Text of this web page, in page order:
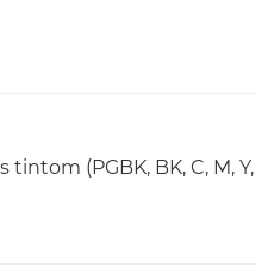
(PGBK, BK, C, M, Y,